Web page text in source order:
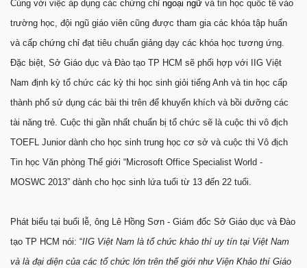
Cùng với việc áp dụng các chứng chỉ ngoại ngữ và tin học quốc tế vào
trường học, đội ngũ giáo viên cũng được tham gia các khóa tập huấn
và cấp chứng chỉ đạt tiêu chuẩn giảng dạy các khóa học tương ứng.
Đặc biệt, Sở Giáo dục và Đào tạo TP HCM sẽ phối hợp với IIG Việt
Nam định kỳ tổ chức các kỳ thi học sinh giỏi tiếng Anh và tin học cấp
thành phố sử dụng các bài thi trên để khuyến khích và bồi dưỡng các
tài năng trẻ. Cuộc thi gần nhất chuẩn bị tổ chức sẽ là cuộc thi vô địch
TOEFL Junior dành cho học sinh trung học cơ sở và cuộc thi Vô địch
Tin học Văn phòng Thế giới “Microsoft Office Specialist World -
MOSWC 2013” dành cho học sinh lứa tuổi từ 13 đến 22 tuổi.
Phát biểu tại buổi lễ, ông Lê Hồng Sơn - Giám đốc Sở Giáo dục và Đào
tạo TP HCM nói: “IIG Việt Nam là tổ chức khảo thí uy tín tại Việt Nam
và là đại diện của các tổ chức lớn trên thế giới như Viện Khảo thí Giáo